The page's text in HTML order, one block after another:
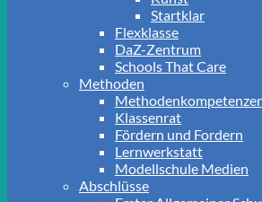
Startklar
Flexklasse
DaZ-Zentrum
Schools That Care
Methoden
Klassenrat
Fördern und Fordern
Lernwerkstatt
Modellschule Medien
Abschlüsse